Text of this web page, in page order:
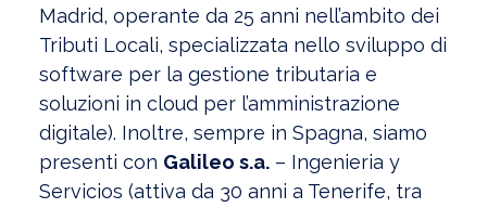
Madrid, operante da 25 anni nell’ambito dei
Tributi Locali, specializzata nello sviluppo di
software per la gestione tributaria e
soluzioni in cloud per l’amministrazione
digitale). Inoltre, sempre in Spagna, siamo
presenti con Galileo s.a. – Ingenieria y
Servicios (attiva da 30 anni a Tenerife, tra